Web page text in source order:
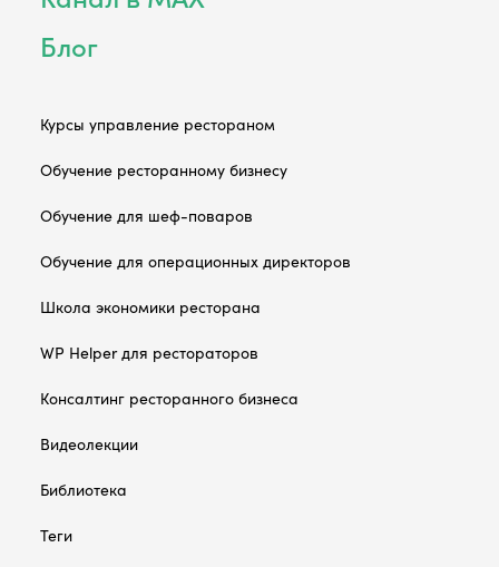
Блог
Курсы управление рестораном
Обучение ресторанному бизнесу
Обучение для шеф-поваров
Обучение для операционных директоров
Школа экономики ресторана
WP Helper для рестораторов
Консалтинг ресторанного бизнеса
Видеолекции
Библиотека
Теги